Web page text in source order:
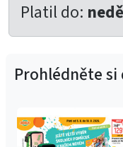
Platil do:
Prohlédněte si